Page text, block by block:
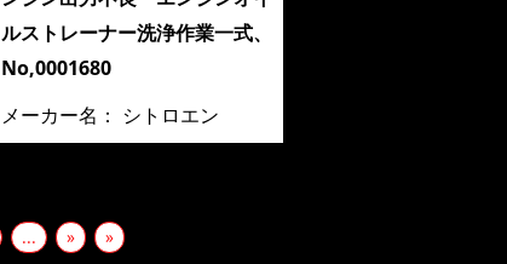
ルストレーナー洗浄作業一式、
No,0001680
メーカー名： シトロエン
... » »